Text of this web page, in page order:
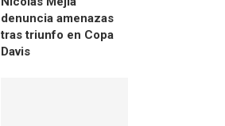
denuncia amenazas
tras triunfo en Copa
Davis